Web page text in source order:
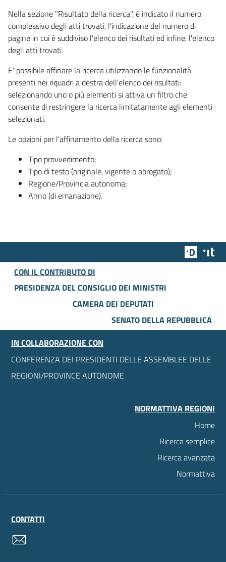
Nella sezione "Risultato della ricerca", è indicato il numero
complessivo degli atti trovati, l'indicazione del numero di
pagine in cui è suddiviso l'elenco dei risultati ed infine, l'elenco
degli atti trovati.
E' possibile affinare la ricerca utilizzando le funzionalità
presenti nei riquadri a destra dell'elenco dei risultati:
selezionando uno o più elementi si attiva un filtro che
consente di restringere la ricerca limitatamente agli elementi
selezionati.
Le opzioni per l'affinamento della ricerca sono:
Tipo provvedimento;
Tipo di testo (originale, vigente o abrogato);
Regione/Provincia autonoma;
Anno (di emanazione).
Team
CON IL CONTRIBUTO DI
PRESIDENZA DEL CONSIGLIO DEI MINISTRI
CAMERA DEI DEPUTATI
SENATO DELLA REPUBBLICA
IN COLLABORAZIONE CON
CONFERENZA DEI PRESIDENTI DELLE ASSEMBLEE DELLE
REGIONI/PROVINCE AUTONOME
NORMATTIVA REGIONI
Home
Ricerca semplice
Ricerca avanzata
Normattiva
CONTATTI